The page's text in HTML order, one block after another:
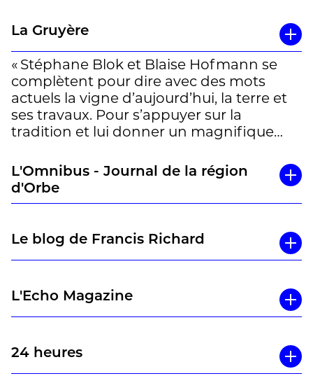
La Gruyère
« Stéphane Blok et Blaise Hofmann se
complètent pour dire avec des mots
actuels la vigne d’aujourd’hui, la terre et
ses travaux. Pour s’appuyer sur la
tradition et lui donner un magnifique
L'Omnibus - Journal de la région
d'Orbe
Le blog de Francis Richard
L'Echo Magazine
24 heures